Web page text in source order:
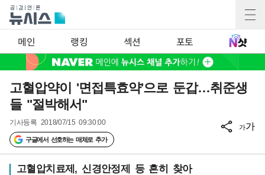
메인 랭킹 섹션 포토
고혈압약이 '면접특효약'으로 둔갑…취준생
들 "절박해서"
기사등록 2018/07/15 09:30:00
구글에서 선호하는 매체로 추가
가가
고혈압치료제, 신경안정제 등 흔히 찾아